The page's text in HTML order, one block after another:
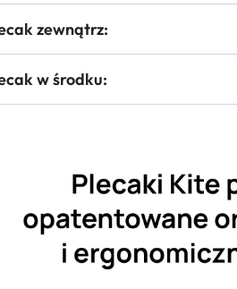
zewnątrz:
w środku: